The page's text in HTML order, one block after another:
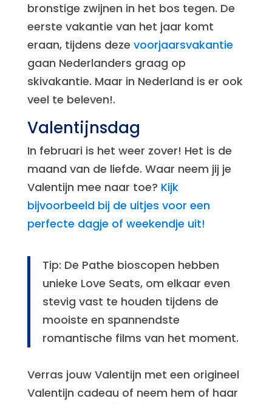
bronstige zwijnen in het bos tegen. De
eerste vakantie van het jaar komt
eraan, tijdens deze voorjaarsvakantie
gaan Nederlanders graag op
skivakantie. Maar in Nederland is er ook
veel te beleven!.
Valentijnsdag
In februari is het weer zover! Het is de
maand van de liefde. Waar neem jij je
Valentijn mee naar toe? Kijk
bijvoorbeeld bij de uitjes voor een
perfecte dagje of weekendje uit!
Tip: De Pathe bioscopen hebben
unieke Love Seats, om elkaar even
stevig vast te houden tijdens de
mooiste en spannendste
romantische films van het moment.
Verras jouw Valentijn met een origineel
Valentijn cadeau of neem hem of haar